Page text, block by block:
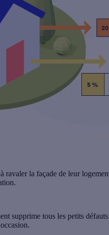
ravaler la façade de leur
supprime tous les petits défauts